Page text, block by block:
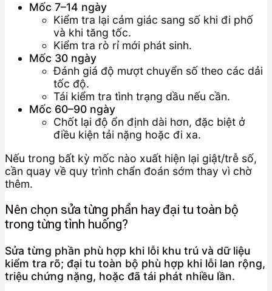
Mốc 7–14 ngày
Kiểm tra lại cảm giác sang số khi đi phố
và khi tăng tốc.
Kiểm tra rò rỉ mới phát sinh.
Mốc 30 ngày
Đánh giá độ mượt chuyển số theo các dải
tốc độ.
Tái kiểm tra tình trạng dầu nếu cần.
Mốc 60–90 ngày
Chốt lại độ ổn định dài hơn, đặc biệt ở
điều kiện tải nặng hoặc đi xa.
Nếu trong bất kỳ mốc nào xuất hiện lại giật/trễ số,
cần quay về quy trình chẩn đoán sớm thay vì chờ
thêm.
Nên chọn sửa từng phần hay đại tu toàn bộ
trong từng tình huống?
Sửa từng phần phù hợp khi lỗi khu trú và dữ liệu
kiểm tra rõ; đại tu toàn bộ phù hợp khi lỗi lan rộng,
triệu chứng nặng, hoặc đã tái phát nhiều lần.